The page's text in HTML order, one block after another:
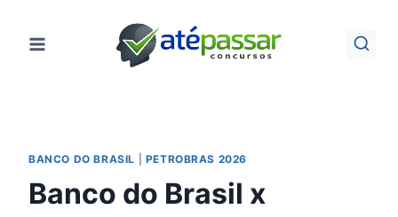
para
BANCO DO BRASIL PETROBRAS 2026
Banco do Brasil x